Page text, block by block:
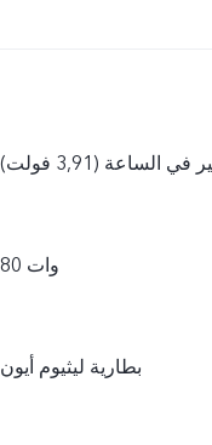
80 وات
بطارية ليثيوم أيون